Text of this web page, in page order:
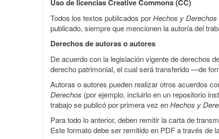
Uso de licencias Creative Commons (CC)
Todos los textos publicados porHechos y Derechos
publicado, siempre que mencionen la autoría del
Derechos de autoras o autores
De acuerdo con la legislación vigente de derechos
derecho patrimonial, el cual será transferido —de
Autoras o autores pueden realizar otros acuerdos
Derechos (por ejemplo, incluirlo en un repositorio
trabajo se publicó por primera vez enHechos y
Para todo lo anterior, deben remitir la carta de
Este formato debe ser remitido en PDF a través de